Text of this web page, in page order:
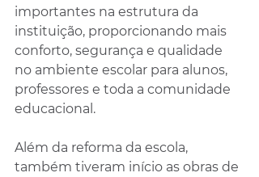
importantes na estrutura da
instituição, proporcionando mais
conforto, segurança e qualidade
no ambiente escolar para alunos,
professores e toda a comunidade
educacional.
Além da reforma da escola,
também tiveram início as obras de